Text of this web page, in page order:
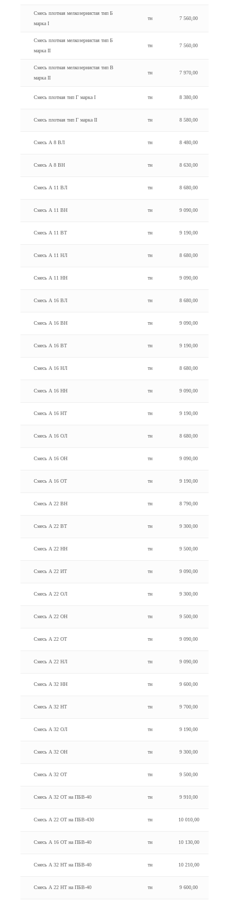
Смесь плотная мелкозернистая тип Б
марка I
тн 7 560,00
Смесь плотная мелкозернистая тип Б
марка II
тн 7 560,00
Смесь плотная мелкозернистая тип В
марка II
тн 7 970,00
Смесь плотная тип Г марка I тн 8 380,00
Смесь плотная тип Г марка II тн 8 580,00
Смесь А 8 ВЛ тн 8 480,00
Смесь А 8 BH тн 8 630,00
Смесь А 11 ВЛ тн 8 680,00
Смесь А 11 BH тн 9 090,00
Смесь А 11 BT тн 9 190,00
Смесь А 11 НЛ тн 8 680,00
Смесь А 11 HH тн 9 090,00
Смесь А 16 ВЛ тн 8 680,00
Смесь А 16 BH тн 9 090,00
Смесь А 16 BT тн 9 190,00
Смесь А 16 НЛ тн 8 680,00
Смесь А 16 HH тн 9 090,00
Смесь А 16 HT тн 9 190,00
Смесь А 16 ОЛ тн 8 680,00
Смесь А 16 ОН тн 9 090,00
Смесь А 16 ОТ тн 9 190,00
Смесь А 22 BH тн 8 790,00
Смесь А 22 BT тн 9 300,00
Смесь А 22 HH тн 9 500,00
Смесь А 22 ИТ тн 9 090,00
Смесь А 22 ОЛ тн 9 300,00
Смесь А 22 ОН тн 9 500,00
Смесь А 22 ОТ тн 9 090,00
Смесь А 22 HЛ тн 9 090,00
Смесь А 32 HH тн 9 600,00
Смесь А 32 HT тн 9 700,00
Смесь А 32 ОЛ тн 9 190,00
Смесь А 32 ОН тн 9 300,00
Смесь А 32 ОТ тн 9 500,00
Смесь А 32 ОТ на ПБВ-40 тн 9 910,00
Смесь А 22 ОТ на ПБВ-430 тн 10 010,00
Смесь А 16 ОТ на ПБВ-40 тн 10 130,00
Смесь А 32 HT на ПБВ-40 тн 10 210,00
Смесь А 22 HT на ПБВ-40 тн 9 600,00